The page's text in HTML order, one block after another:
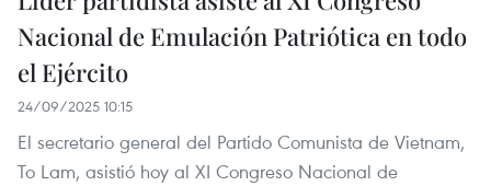
Nacional de Emulación Patriótica en todo
el Ejército
24/09/2025 10:15
El secretario general del Partido Comunista de Vietnam,
To Lam, asistió hoy al XI Congreso Nacional de